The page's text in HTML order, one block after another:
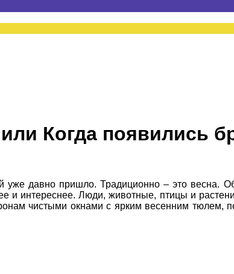
Когда появились
уже давно пришло. Традиционно – это весна.
и интереснее. Люди, животные, птицы и
чистыми окнами с ярким весенним